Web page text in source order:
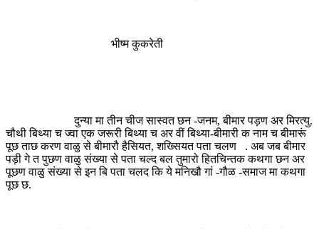
भीष्म कुकरेती
दुन्या मा तीन चीज सास्वत छन -जनम, बीमार पड़ण अर मिरत्यु.
चौथी बिथ्या च ज्वा एक जरूरी बिथ्या च अर वीं बिथ्या-बीमारी क नाम च बीमारूं
पूछ ताछ करण वाळु से बीमारौ हैसियत, शख्सियत पता चलण . अब जब बीमार
पड़ी गे त पुछण वाळु संख्या से पता चल्द बल तुमारो हितचिन्तक कथगा छन अर
पूछण वाळु संख्या से इन बि पता चलद कि ये मनिखौ गां -गौळ -समाज मा कथगा
पूछ छ.